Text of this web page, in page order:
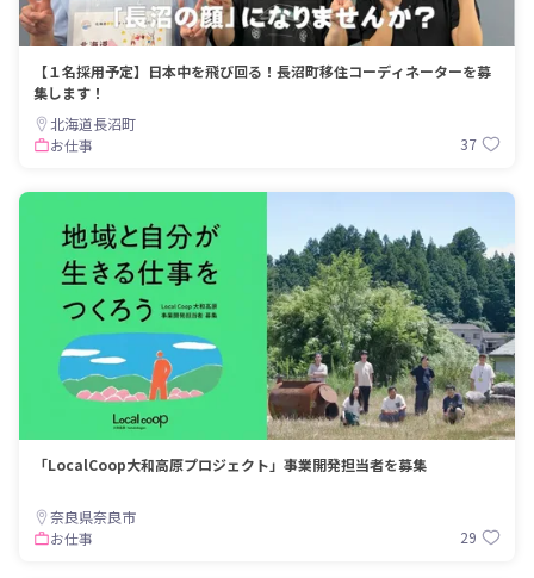
【１名採用予定】日本中を飛び回る！長沼町移住コーディネーターを募
集します！
北海道長沼町
お仕事
37
「LocalCoop大和高原プロジェクト」事業開発担当者を募集
奈良県奈良市
お仕事
29